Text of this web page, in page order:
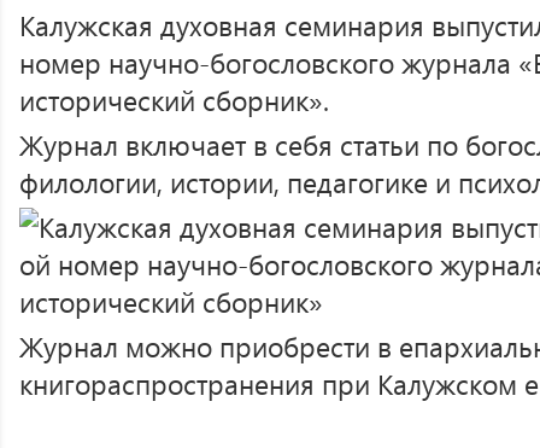
Калужская духовная семинария
номер научно-богословского журнала
исторический сборник».
Журнал включает в себя статьи по
филологии, истории, педагогике и
Журнал можно приобрести в
книгораспространения при Калужском